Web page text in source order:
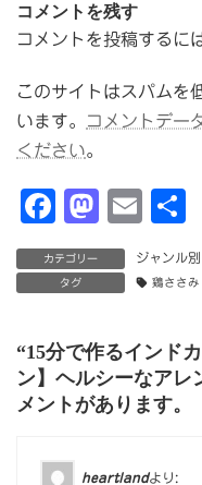
コメントを残す
コメントを投稿するに
このサイトはスパムを
います。
コメントデー
ください。
F
a
c
b
o
o
M
a
st
d
o
n
E
ai
カテゴリー ジャンル
タグ 鶏ささ
“15分で作るインド
ン】ヘルシーなアレ
メントがあります。
heartlandより: